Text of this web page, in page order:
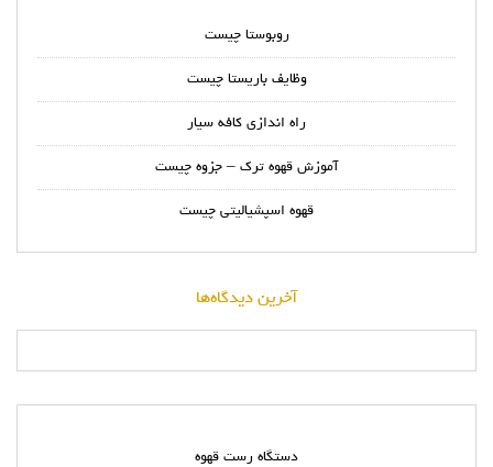
روبوستا چیست
وظایف باریستا چیست
راه اندازی کافه سیار
آموزش قهوه ترک – جزوه چیست
قهوه اسپشیالیتی چیست
آخرین دیدگاه‌ها
دستگاه رست قهوه